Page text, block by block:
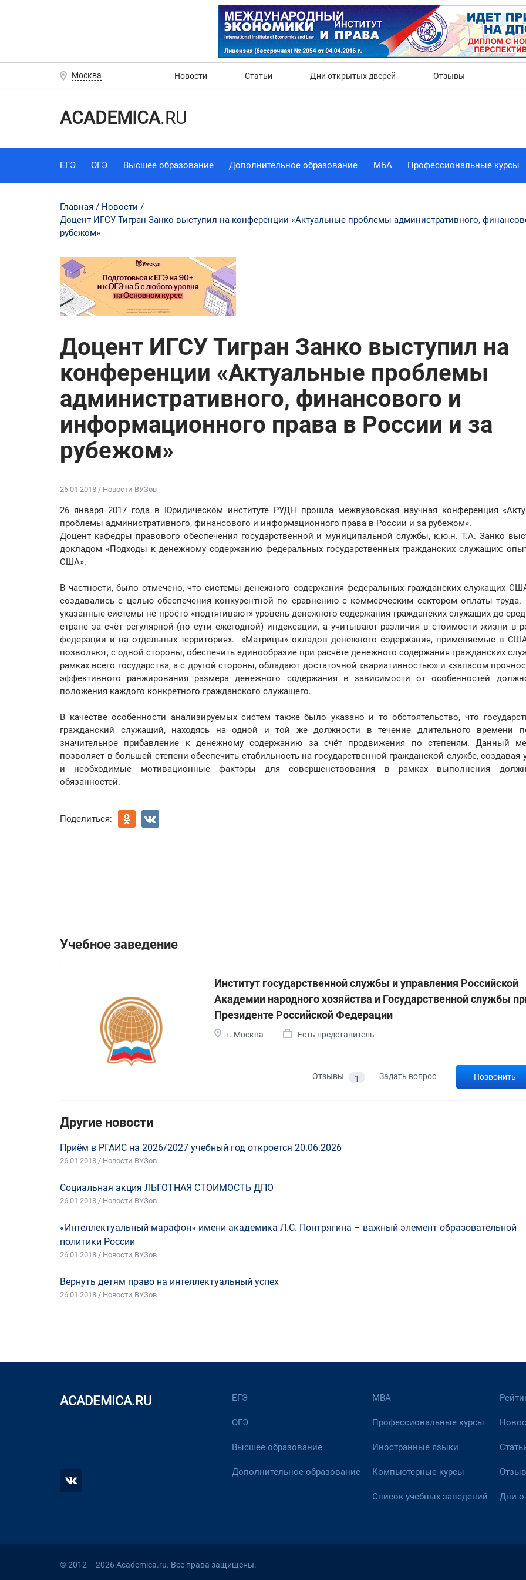
Москва Новости Статьи Дни открытых дверей Отзывы
ACADEMICA.RU
ЕГЭ ОГЭ Высшее образование Дополнительное образование МБА Профессиональные курсы
Главная
Новости
Доцент ИГСУ Тигран Занко выступил на конференции «Актуальные проблемы административного,
рубежом»
Доцент ИГСУ Тигран Занко выступил на
конференции «Актуальные проблемы
административного, финансового и
информационного права в России и за
рубежом»
26 01 2018 / Новости ВУЗов
26 января 2017 года в Юридическом институте РУДН прошла межвузовская научная конференция
проблемы административного, финансового и информационного права в России и за рубежом».
Доцент кафедры правового обеспечения государственной и муниципальной службы, к.ю.н. Т.А. Занко
докладом «Подходы к денежному содержанию федеральных государственных гражданских служащих:
США».
В частности, было отмечено, что системы денежного содержания федеральных гражданских служащих
создавались с целью обеспечения конкурентной по сравнению с коммерческим сектором оплаты труда.
указанные системы не просто «подтягивают» уровень денежного содержания гражданских служащих до
стране за счёт регулярной (по сути ежегодной) индексации, а учитывают различия в стоимости жизни в
федерации и на отдельных территориях. «Матрицы» окладов денежного содержания, применяемые в
позволяют, с одной стороны, обеспечить единообразие при расчёте денежного содержания гражданских
рамках всего государства, а с другой стороны, обладают достаточной «вариативностью» и «запасом
эффективного ранжирования размера денежного содержания в зависимости от особенностей
положения каждого конкретного гражданского служащего.
В качестве особенности анализируемых систем также было указано и то обстоятельство, что
гражданский служащий, находясь на одной и той же должности в течение длительного времени
значительное прибавление к денежному содержанию за счёт продвижения по степеням. Данный
позволяет в большей степени обеспечить стабильность на государственной гражданской службе, создавая
и необходимые мотивационные факторы для совершенствования в рамках выполнения
обязанностей.
Поделиться:
Учебное заведение
Институт государственной службы и управления Российской
Академии народного хозяйства и Государственной службы
Президенте Российской Федерации
г. Москва Есть представитель
Отзывы 1 Задать вопрос Позвонить
Другие новости
Приём в РГАИС на 2026/2027 учебный год откроется 20.06.2026
26 01 2018 / Новости ВУЗов
Социальная акция ЛЬГОТНАЯ СТОИМОСТЬ ДПО
26 01 2018 / Новости ВУЗов
«Интеллектуальный марафон» имени академика Л.С. Понтрягина – важный элемент образовательной
политики России
26 01 2018 / Новости ВУЗов
Вернуть детям право на интеллектуальный успех
26 01 2018 / Новости ВУЗов
ACADEMICA.RU ЕГЭ
ОГЭ
Высшее образование
Дополнительное образование
МВА
Профессиональные курсы
Иностранные языки
Компьютерные курсы
Список учебных заведений Дни
© 2012 – 2026 Academica.ru. Все права защищены.
Нет